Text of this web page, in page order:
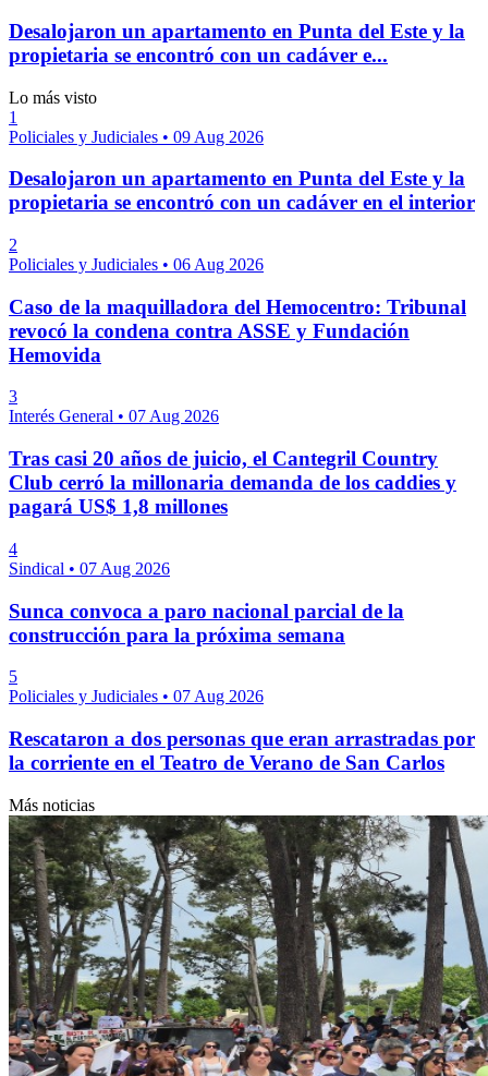
Desalojaron un apartamento en Punta del Este y la
propietaria se encontró con un cadáver e...
Lo más visto
1
Policiales y Judiciales • 09 Aug 2026
Desalojaron un apartamento en Punta del Este y la
propietaria se encontró con un cadáver en el interior
2
Policiales y Judiciales • 06 Aug 2026
Caso de la maquilladora del Hemocentro: Tribunal
revocó la condena contra ASSE y Fundación
Hemovida
3
Interés General • 07 Aug 2026
Tras casi 20 años de juicio, el Cantegril Country
Club cerró la millonaria demanda de los caddies y
pagará US$ 1,8 millones
4
Sindical • 07 Aug 2026
Sunca convoca a paro nacional parcial de la
construcción para la próxima semana
5
Policiales y Judiciales • 07 Aug 2026
Rescataron a dos personas que eran arrastradas por
la corriente en el Teatro de Verano de San Carlos
Más noticias